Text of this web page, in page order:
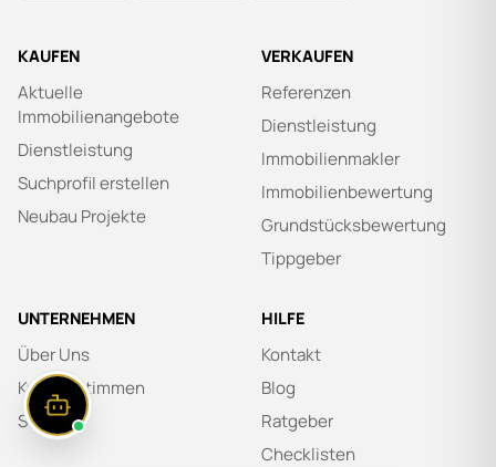
KAUFEN
Aktuelle
Immobilienangebote
Dienstleistung
Suchprofil erstellen
Neubau Projekte
VERKAUFEN
Referenzen
Dienstleistung
Immobilienmakler
Immobilienbewertung
Grundstücksbewertung
Tippgeber
UNTERNEHMEN
Über Uns
Kundenstimmen
Stellen
HILFE
Kontakt
Blog
Ratgeber
Checklisten